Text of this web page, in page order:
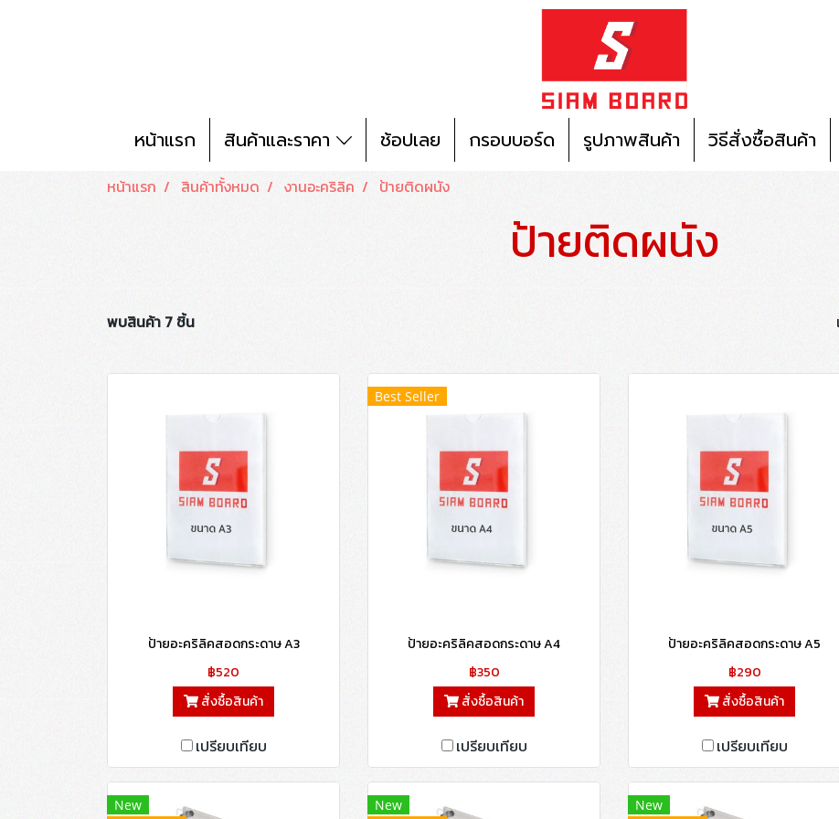
หน้าแรก สินค้าและราคา ช้อปเลย กรอบบอร์ด รูปภาพสินค้า วิธีสั่งซื้อสินค้า
หน้าแรก สินค้าทั้งหมด งานอะคริลิค ป้ายติดผนัง
ป้ายติดผนัง
พบสินค้า 7 ชิ้น
ป้ายอะคริลิคสอดกระดาษ A3
฿520
สั่งซื้อสินค้า
เปรียบเทียบ
Best Seller
ป้ายอะคริลิคสอดกระดาษ A4
฿350
สั่งซื้อสินค้า
เปรียบเทียบ
ป้ายอะคริลิคสอดกระดาษ A5
฿290
สั่งซื้อสินค้า
เปรียบเทียบ
New
New
New